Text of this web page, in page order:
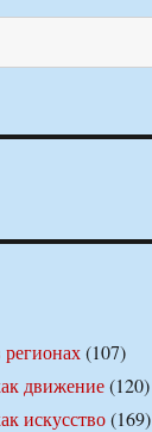
регионах(107)
движение(120)
искусство(169)